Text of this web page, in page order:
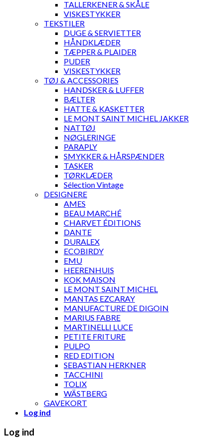
TALLERKENER & SKÅLE
VISKESTYKKER
TEKSTILER
DUGE & SERVIETTER
HÅNDKLÆDER
TÆPPER & PLAIDER
PUDER
VISKESTYKKER
TØJ & ACCESSORIES
HANDSKER & LUFFER
BÆLTER
HATTE & KASKETTER
LE MONT SAINT MICHEL JAKKER
NATTØJ
NØGLERINGE
PARAPLY
SMYKKER & HÅRSPÆNDER
TASKER
TØRKLÆDER
Sélection Vintage
DESIGNERE
AMES
BEAU MARCHÉ
CHARVET ÉDITIONS
DANTE
DURALEX
ECOBIRDY
EMU
HEERENHUIS
KOK MAISON
LE MONT SAINT MICHEL
MANTAS EZCARAY
MANUFACTURE DE DIGOIN
MARIUS FABRE
MARTINELLI LUCE
PETITE FRITURE
PULPO
RED EDITION
SEBASTIAN HERKNER
TACCHINI
TOLIX
WÄSTBERG
GAVEKORT
Log ind
Log ind